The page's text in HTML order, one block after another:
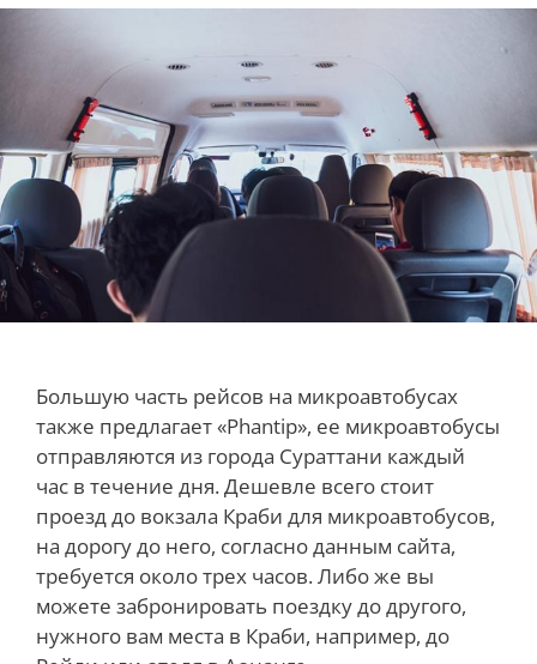
Большую часть рейсов на микроавтобусах
также предлагает «Phantip», ее микроавтобусы
отправляются из города Сураттани каждый
час в течение дня. Дешевле всего стоит
проезд до вокзала Краби для микроавтобусов,
на дорогу до него, согласно данным сайта,
требуется около трех часов. Либо же вы
можете забронировать поездку до другого,
нужного вам места в Краби, например, до